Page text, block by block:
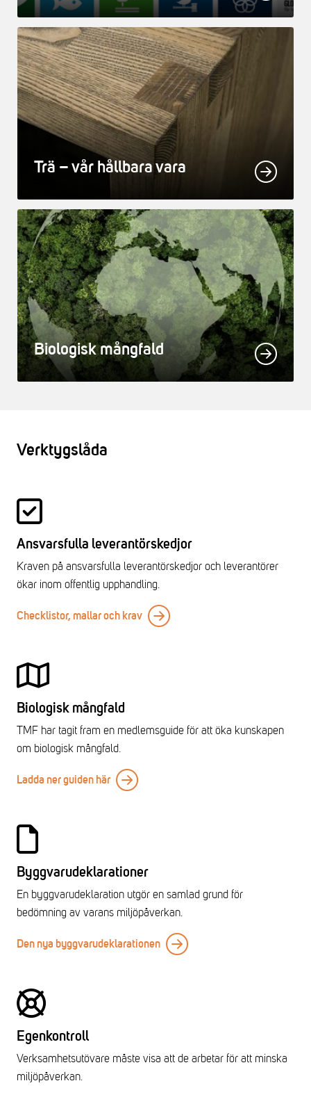
Trä – vår hållbara vara
Biologisk mångfald
Verktygslåda
Ansvarsfulla leverantörskedjor
Kraven på ansvarsfulla leverantörskedjor och leverantörer
ökar inom offentlig upphandling.
Checklistor, mallar och krav
Biologisk mångfald
TMF har tagit fram en medlemsguide för att öka kunskapen
om biologisk mångfald.
Ladda ner guiden här
Byggvarudeklarationer
En byggvarudeklaration utgör en samlad grund för
bedömning av varans miljöpåverkan.
Den nya byggvarudeklarationen
Egenkontroll
Verksamhetsutövare måste visa att de arbetar för att minska
miljöpåverkan.